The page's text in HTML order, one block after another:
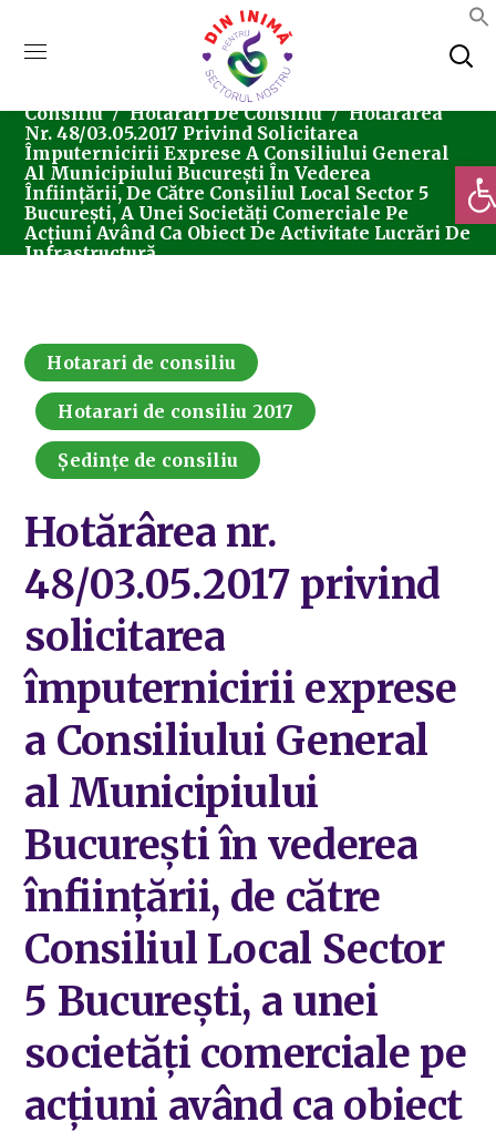
Consiliul Local Sector 5
Consiliu
Hotarari De Consiliu
Hotărârea
Nr. 48/03.05.2017 Privind Solicitarea
Împuternicirii Exprese A Consiliului General
Al Municipiului București În Vederea
Înființării, De Către Consiliul Local Sector 5
București, A Unei Societăți Comerciale Pe
Acțiuni Având Ca Obiect De Activitate Lucrări De
Infrastructură
Hotarari de consiliu
Hotarari de consiliu 2017
Ședințe de consiliu
Hotărârea nr.
48/03.05.2017 privind
solicitarea
împuternicirii exprese
a Consiliului General
al Municipiului
București în vederea
înființării, de către
Consiliul Local Sector
5 București, a unei
societăți comerciale pe
acțiuni având ca obiect